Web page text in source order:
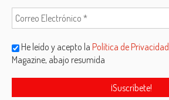
He leído y acepto laPolítica de Privacidad
Magazine, abajo resumida